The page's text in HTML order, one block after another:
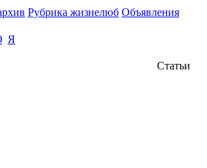
Рубрика жизнелюб Объявления
Я
Статьи